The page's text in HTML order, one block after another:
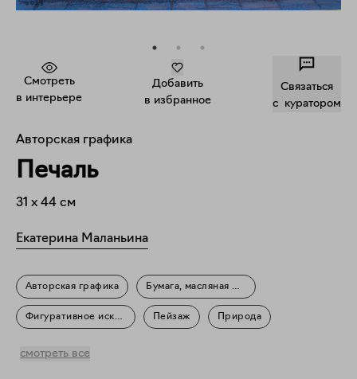
Смотреть
в интерьере
Добавить
в избранное
Связаться
c куратором
Авторская графика
Печаль
31 x 44 см
Екатерина Маланьина
Авторская графика Бумага, масляная пастель
Фигуративное искусство Пейзаж Природа
смотреть все